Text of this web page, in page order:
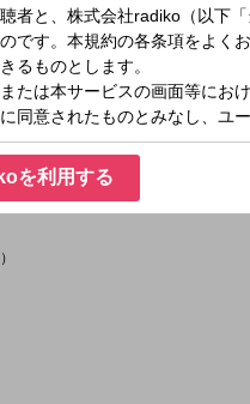
嗜好100％!?な話題まで。
を利用する